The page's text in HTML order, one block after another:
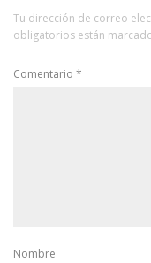
Tu dirección de correo
obligatorios están
Comentario *
Nombre